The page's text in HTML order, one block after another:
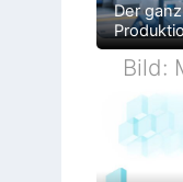
Der
Bild: